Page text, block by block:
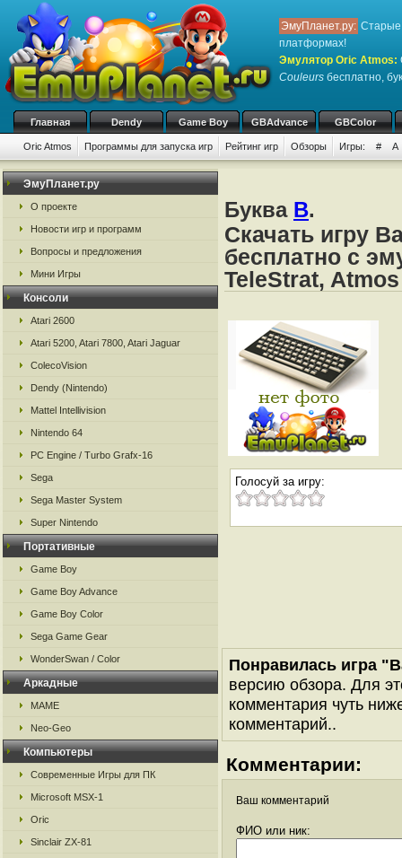
ЭмуПланет.ру: Старые
платформах!
Эмулятор Oric Atmos:
Couleurs бесплатно,
Главная Dendy Game Boy GBAdvance GBColor
Oric Atmos Программы для запуска игр Рейтинг игр Обзоры Игры: # A
ЭмуПланет.ру
О проекте
Новости игр и программ
Вопросы и предложения
Мини Игры
Консоли
Atari 2600
Atari 5200, Atari 7800, Atari Jaguar
ColecoVision
Dendy (Nintendo)
Mattel Intellivision
Nintendo 64
PC Engine / Turbo Grafx-16
Sega
Sega Master System
Super Nintendo
Портативные
Game Boy
Game Boy Advance
Game Boy Color
Sega Game Gear
WonderSwan / Color
Аркадные
MAME
Neo-Geo
Компьютеры
Современные Игры для ПК
Microsoft MSX-1
Oric
Sinclair ZX-81
Буква B.
Скачать игру
бесплатно с
TeleStrat, Atmos
Голосуй за игру:
Понравилась игра
версию обзора. Для
комментария чуть
комментарий..
Комментарии:
Ваш комментарий
ФИО или ник: